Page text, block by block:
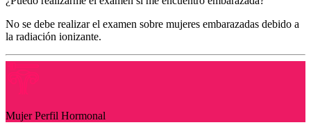
No se debe realizar el examen sobre mujeres embarazadas debido a
la radiación ionizante.
Mujer Perfil Hormonal